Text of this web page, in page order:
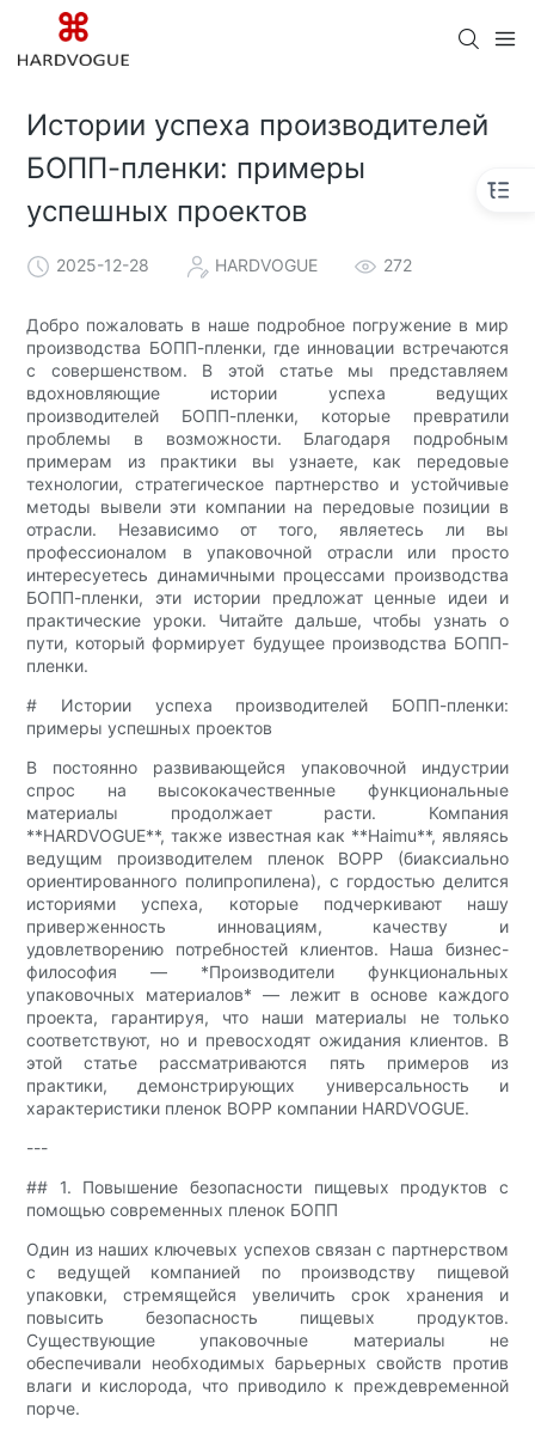
Истории успеха производителей
БОПП-пленки: примеры
успешных проектов
2025-12-28 HARDVOGUE 272
Добро пожаловать в наше подробное погружение в мир
производства БОПП-пленки, где инновации встречаются
с совершенством. В этой статье мы представляем
вдохновляющие истории успеха ведущих
производителей БОПП-пленки, которые превратили
проблемы в возможности. Благодаря подробным
примерам из практики вы узнаете, как передовые
технологии, стратегическое партнерство и устойчивые
методы вывели эти компании на передовые позиции в
отрасли. Независимо от того, являетесь ли вы
профессионалом в упаковочной отрасли или просто
интересуетесь динамичными процессами производства
БОПП-пленки, эти истории предложат ценные идеи и
практические уроки. Читайте дальше, чтобы узнать о
пути, который формирует будущее производства БОПП-
пленки.
# Истории успеха производителей БОПП-пленки:
примеры успешных проектов
В постоянно развивающейся упаковочной индустрии
спрос на высококачественные функциональные
материалы продолжает расти. Компания
**HARDVOGUE**, также известная как **Haimu**, являясь
ведущим производителем пленок BOPP (биаксиально
ориентированного полипропилена), с гордостью делится
историями успеха, которые подчеркивают нашу
приверженность инновациям, качеству и
удовлетворению потребностей клиентов. Наша бизнес-
философия — *Производители функциональных
упаковочных материалов* — лежит в основе каждого
проекта, гарантируя, что наши материалы не только
соответствуют, но и превосходят ожидания клиентов. В
этой статье рассматриваются пять примеров из
практики, демонстрирующих универсальность и
характеристики пленок BOPP компании HARDVOGUE.
---
## 1. Повышение безопасности пищевых продуктов с
помощью современных пленок БОПП
Один из наших ключевых успехов связан с партнерством
с ведущей компанией по производству пищевой
упаковки, стремящейся увеличить срок хранения и
повысить безопасность пищевых продуктов.
Существующие упаковочные материалы не
обеспечивали необходимых барьерных свойств против
влаги и кислорода, что приводило к преждевременной
порче.